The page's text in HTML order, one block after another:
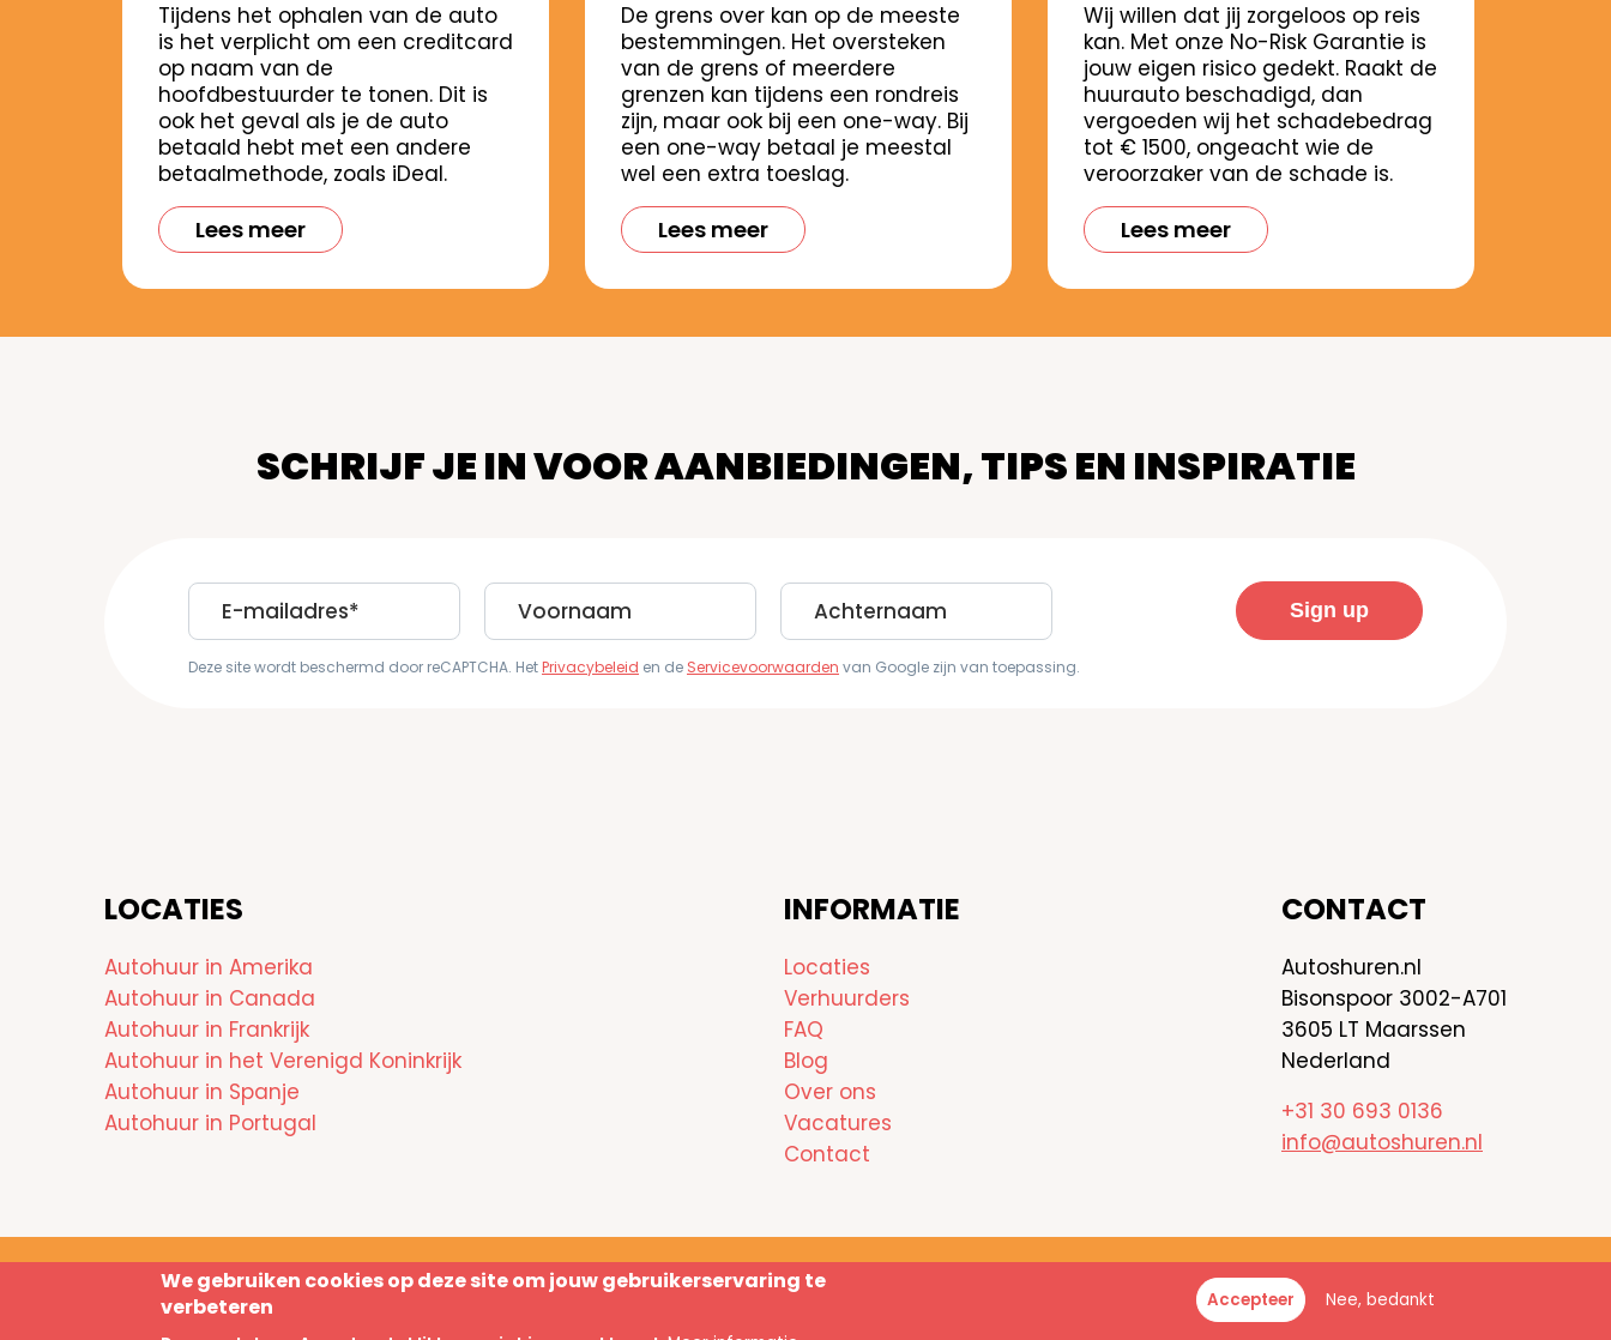
Tijdens het ophalen van de auto
is het verplicht om een creditcard
op naam van de
hoofdbestuurder te tonen. Dit is
ook het geval als je de auto
betaald hebt met een andere
betaalmethode, zoals iDeal.
Lees meer
De grens over kan op de meeste
bestemmingen. Het oversteken
van de grens of meerdere
grenzen kan tijdens een rondreis
zijn, maar ook bij een one-way. Bij
een one-way betaal je meestal
wel een extra toeslag.
Lees meer
Wij willen dat jij zorgeloos op reis
kan. Met onze No-Risk Garantie is
jouw eigen risico gedekt. Raakt de
huurauto beschadigd, dan
vergoeden wij het schadebedrag
tot € 1500, ongeacht wie de
veroorzaker van de schade is.
Lees meer
SCHRIJF JE IN VOOR AANBIEDINGEN, TIPS EN INSPIRATIE
E-
mailadres
First
Name
Last
Name
Deze site wordt beschermd door reCAPTCHA. HetPrivacybeleid en de Servicevoorwaarden van Google zijn van toepassing.
LOCATIES
Autohuur in Amerika
Autohuur in Canada
Autohuur in Frankrijk
Autohuur in het Verenigd Koninkrijk
Autohuur in Spanje
Autohuur in Portugal
INFORMATIE
Locaties
Verhuurders
FAQ
Blog
Over ons
Vacatures
Contact
CONTACT
Autoshuren.nl
Bisonspoor 3002-A701
3605 LT Maarssen
Nederland
+31 30 693 0136
info@autoshuren.nl
Disclaimer Privacy Policy Copyright © 2026 Autoshuren.nl - Alle rechten voorbehouden
We gebruiken cookies op deze site om jouw gebruikerservaring te
verbeteren
Accepteer Nee, bedankt